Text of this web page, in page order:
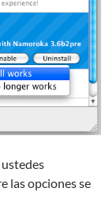
las opciones se